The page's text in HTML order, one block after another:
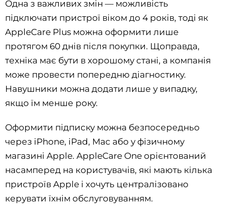
Одна з важливих змін — можливість
підключати пристрої віком до 4 років, тоді як
AppleCare Plus можна оформити лише
протягом 60 днів після покупки. Щоправда,
техніка має бути в хорошому стані, а компанія
може провести попередню діагностику.
Навушники можна додати лише у випадку,
якщо їм менше року.
Оформити підписку можна безпосередньо
через iPhone, iPad, Mac або у фізичному
магазині Apple. AppleCare One орієнтований
насамперед на користувачів, які мають кілька
пристроїв Apple і хочуть централізовано
керувати їхнім обслуговуванням.